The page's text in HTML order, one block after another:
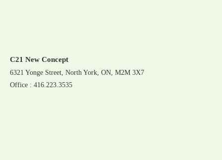
C21 New Concept
6321 Yonge Street, North York, ON, M2M 3X7
Office : 416.223.3535